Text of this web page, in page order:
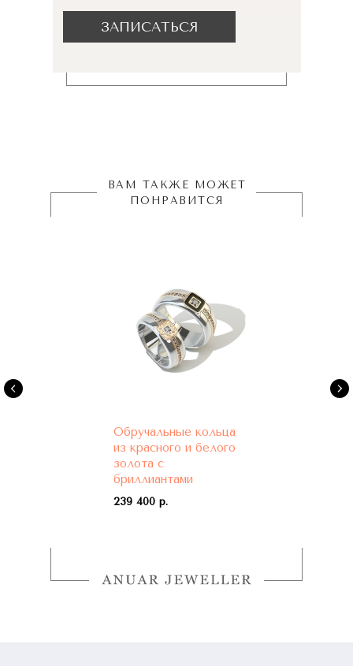
ЗАПИСАТЬСЯ
ВАМ ТАКЖЕ МОЖЕТ
ПОНРАВИТСЯ
Обручальные кольца
из красного и белого
золота с
бриллиантами
239 400 р.